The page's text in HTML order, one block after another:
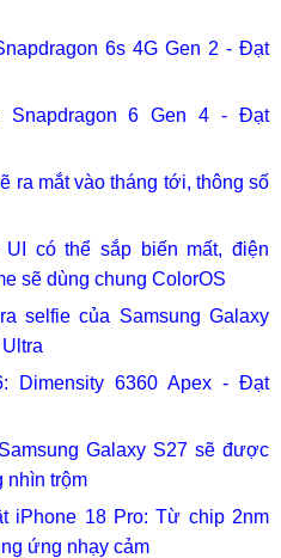
6s 4G Gen 2 - Đạt
Snapdragon 6 Gen 4 - Đạt
ra mắt vào tháng tới, thông số
UI có thể sắp biến mất, điện
sẽ dùng chung ColorOS
selfie của Samsung Galaxy
Dimensity 6360 Apex - Đạt
Galaxy S27 sẽ được
nhìn trộm
iPhone 18 Pro: Từ chip 2nm
ứng nhạy cảm